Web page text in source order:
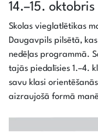
14.–15. oktobris
Skolas vieglatlētikas
Daugavpils pilsētā,
nedēļas programmā.
tajās piedalīsies 1.–4.
savu klasi
aizraujošā formā